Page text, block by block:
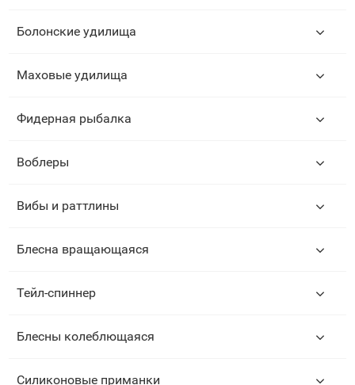
Болонские удилища
Маховые удилища
Фидерная рыбалка
Воблеры
Вибы и раттлины
Блесна вращающаяся
Тейл-спиннер
Блесны колеблющаяся
Силиконовые приманки